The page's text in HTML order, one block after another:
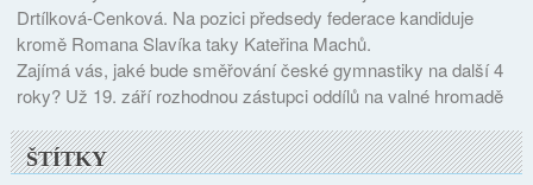
Drtílková-Cenková. Na pozici předsedy federace kandiduje
kromě Romana Slavíka taky Kateřina Machů.
Zajímá vás, jaké bude směřování české gymnastiky na další 4
roky? Už 19. září rozhodnou zástupci oddílů na valné hromadě
ŠTÍTKY